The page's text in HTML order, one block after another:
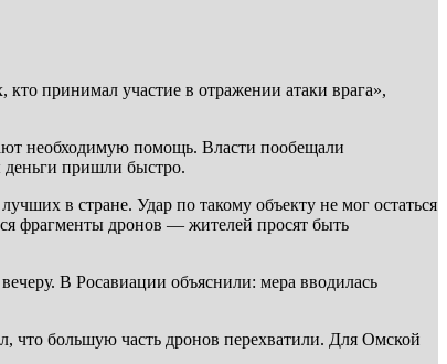
принимал участие в отражении атаки врага»,
необходимую помощь. Власти пообещали
пришли быстро.
в стране. Удар по такому объекту не мог остаться
фрагменты дронов — жителей просят быть
В Росавиации объяснили: мера вводилась
большую часть дронов перехватили. Для Омской